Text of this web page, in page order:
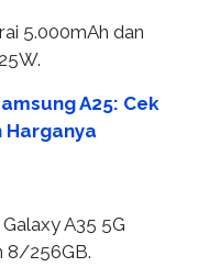
5.000mAh dan
A25: Cek
Harganya
A35 5G
8/256GB.